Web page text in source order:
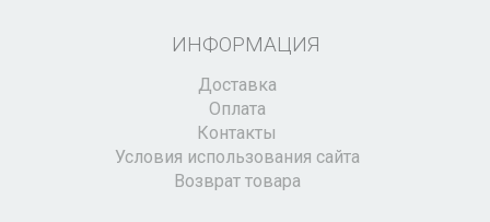
ИНФОРМАЦИЯ
Доставка
Оплата
Контакты
Условия использования сайта
Возврат товара